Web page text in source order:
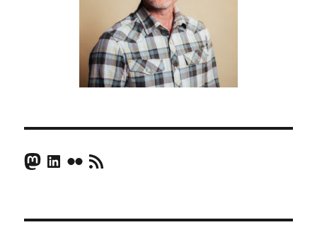
Mastodon
LinkedIn
FlickrRSS Feed